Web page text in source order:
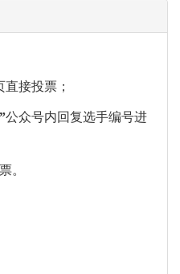
接投票；
”公众号内回复选手编号进
。